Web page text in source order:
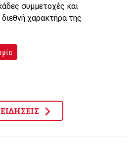
συμμετοχές και
χαρακτήρα της